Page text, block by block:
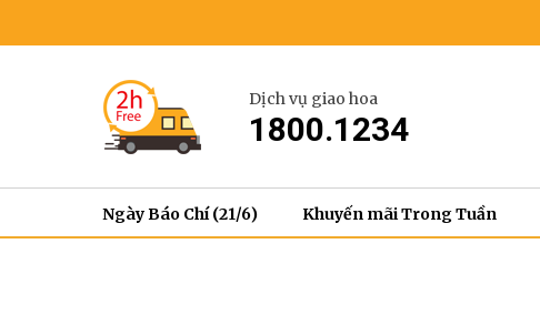
Dịch vụ giao hoa
1800.1234
Ngày Báo Chí (21/6) Khuyến mãi Trong Tuần